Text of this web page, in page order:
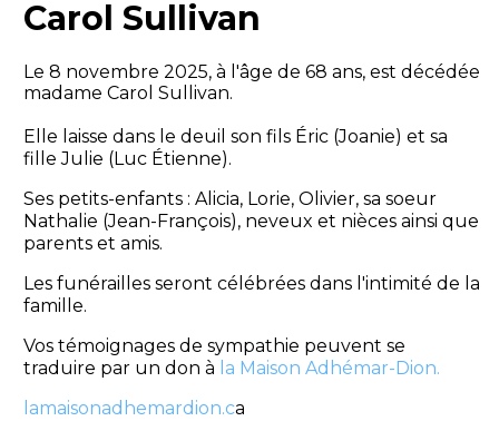
Carol Sullivan
Le 8 novembre 2025, à l'âge de 68 ans, est décédée
madame Carol Sullivan.
Elle laisse dans le deuil son fils Éric (Joanie) et sa
fille Julie (Luc Étienne).
Ses petits-enfants : Alicia, Lorie, Olivier, sa soeur
Nathalie (Jean-François), neveux et nièces ainsi que
parents et amis.
Les funérailles seront célébrées dans l'intimité de la
famille.
Vos témoignages de sympathie peuvent se
traduire par un don à la Maison Adhémar-Dion.
lamaisonadhemardion.ca